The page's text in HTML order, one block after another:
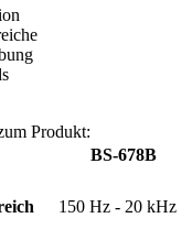
Produkt:
BS-678B
150 Hz - 20 kHz